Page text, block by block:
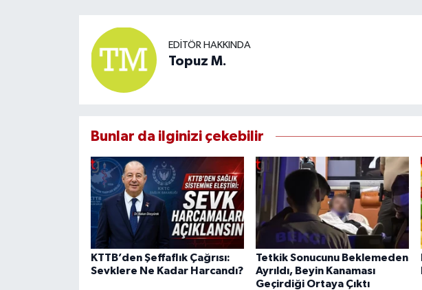
EDITÖR HAKKINDA
Topuz M.
Bunlar da ilginizi çekebilir
KTTB’den Şeffaflık Çağrısı:
Sevklere Ne Kadar Harcandı?
Tetkik Sonucunu Beklemeden
Ayrıldı, Beyin Kanaması
Geçirdiği Ortaya Çıktı